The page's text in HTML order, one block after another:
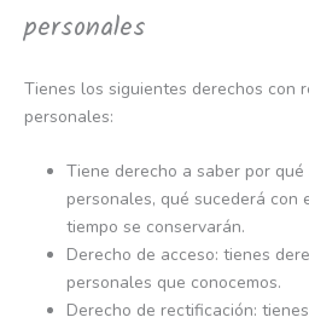
personales
Tienes los siguientes derechos con
personales:
Tiene derecho a saber por
personales, qué sucederá con
tiempo se conservarán.
Derecho de acceso: tienes
personales que conocemos.
Derecho de rectificación: